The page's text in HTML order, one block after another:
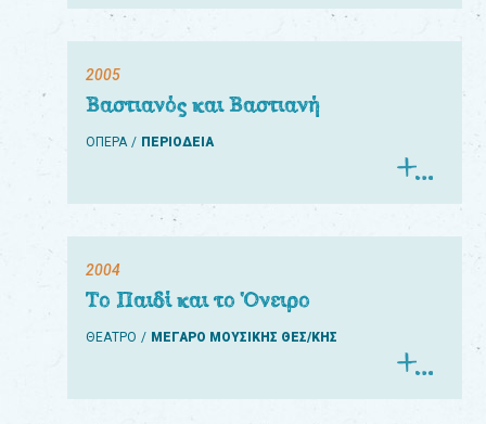
2005
Βαστιανός και Βαστιανή
ΟΠΕΡΑ ΠΕΡΙΟΔΕΙΑ
2004
Το Παιδί και το Όνειρο
ΘΕΑΤΡΟ ΜΕΓΑΡΟ ΜΟΥΣΙΚΗΣ ΘΕΣ/ΚΗΣ